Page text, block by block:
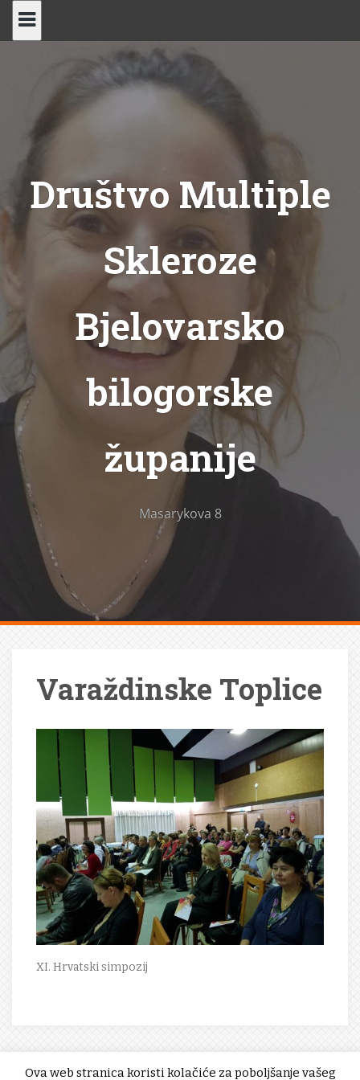
Skip
Društvo Multiple
Skleroze
Bjelovarsko
bilogorske
županije
Masarykova 8
Varaždinske Toplice
XI. Hrvatski simpozij
Ova web stranica koristi kolačiće za poboljšanje vašeg